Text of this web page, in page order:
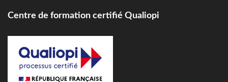
Centre de formation certifié Qualiopi